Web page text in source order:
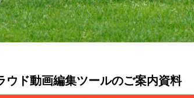
ウド動画編集ツールのご案内資料